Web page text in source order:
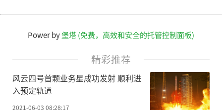
国“安全生产月”，主题是“落实安全责
任，推动安全发展”。广西将开展“安全生
产月”和“安全生产八桂行”活动。
广西应急管理厅副厅长周运逵介
Power by堡塔 (免费，高效和安全的托管控制面板)
精彩推荐
风云四号首颗业务星成功发射 顺利进
入预定轨道
2021-06-03 08:28:17